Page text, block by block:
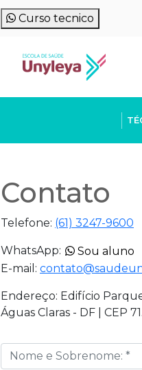
Curso tecnico
Contato
Telefone: (61) 3247-9600
WhatsApp: Sou aluno
E-mail:
Endereço: Edifício
Águas Claras - DF | CEP